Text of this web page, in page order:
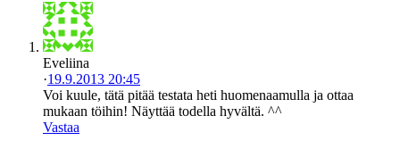
Eveliina
·19.9.2013 20:45
Voi kuule, tätä pitää testata heti huomenaamulla ja ottaa
mukaan töihin! Näyttää todella hyvältä. ^^
Vastaa